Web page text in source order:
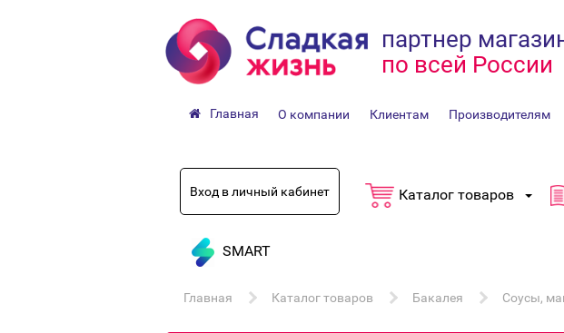
партнер
по всей России
Главная О компании Клиентам Производителям
Вход в личный кабинет Каталог товаров
SMART
Главная Каталог товаров Бакалея Соусы,